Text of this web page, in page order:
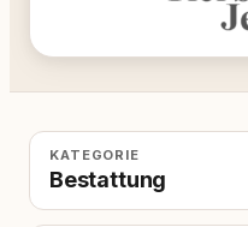
KATEGORIE
Bestattung